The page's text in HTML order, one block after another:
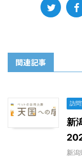
関連記事
訪
新
新潟